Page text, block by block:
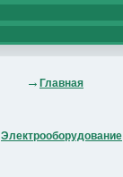
Главная
Электрооборудование